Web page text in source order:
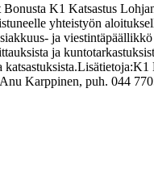
Bonusta K1 Katsastus
yhteistyön
ja viestintäpäällikkö
ja
Lisätietoja:K1
Karppinen, puh. 044